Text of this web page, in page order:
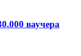
ваучера